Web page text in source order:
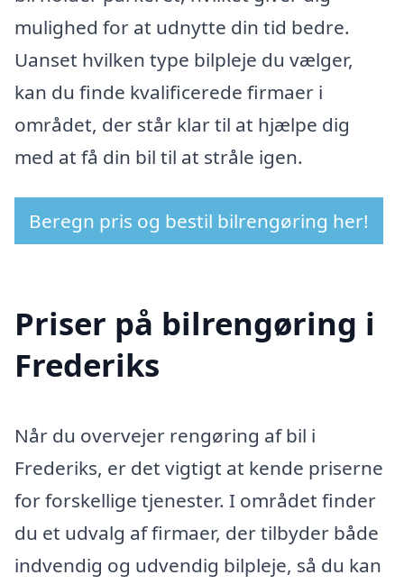
mulighed for at udnytte din tid bedre.
Uanset hvilken type bilpleje du vælger,
kan du finde kvalificerede firmaer i
området, der står klar til at hjælpe dig
med at få din bil til at stråle igen.
Beregn pris og bestil bilrengøring her!
Priser på bilrengøring i
Frederiks
Når du overvejer rengøring af bil i
Frederiks, er det vigtigt at kende priserne
for forskellige tjenester. I området finder
du et udvalg af firmaer, der tilbyder både
indvendig og udvendig bilpleje, så du kan